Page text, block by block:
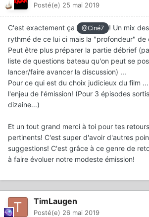
Posté(e) 25 mai 2019
C'est exactement ça @Ciné7
! Un mix
rythmé de ce lui ci mais la "profondeur" de
Peut être plus préparer la partie débrief
liste de questions bateau qu'on peut se
lancer/faire avancer la discussion) ...
Pour ce qui est du choix judicieux du film
l'enjeu de l'émission! (Pour 3 épisodes
dizaine...)
Et un tout grand merci à toi pour tes
pertinents! C'est super d'avoir d'autres
suggestions! C'est grâce à ce genre de
à faire évoluer notre modeste émission!
TimLaugen
Posté(e) 26 mai 2019